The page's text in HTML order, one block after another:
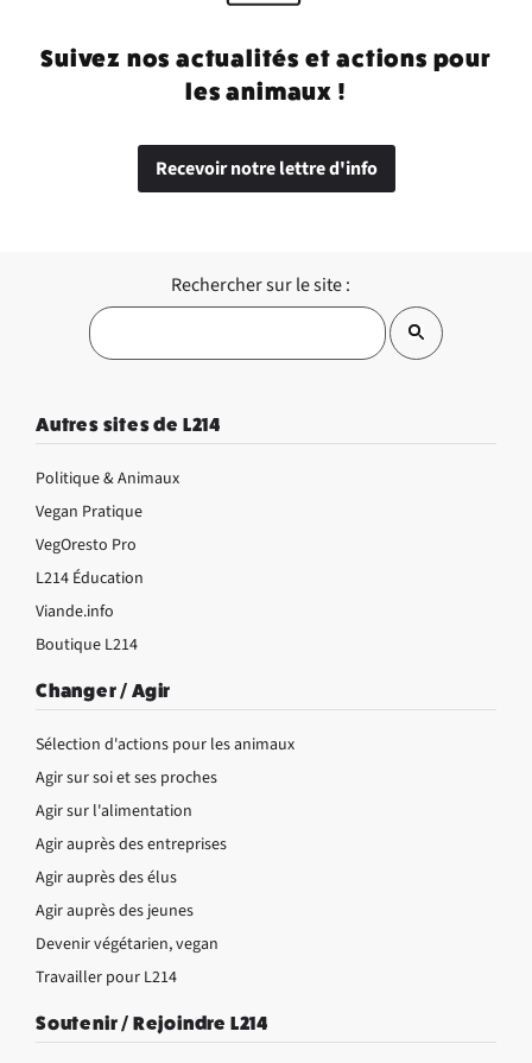
Suivez nos actualités et actions pour
les animaux !
Recevoir notre lettre d'info
Rechercher sur le site :
Autres sites de L214
Politique & Animaux
Vegan Pratique
VegOresto Pro
L214 Éducation
Viande.info
Boutique L214
Changer / Agir
Sélection d'actions pour les animaux
Agir sur soi et ses proches
Agir sur l'alimentation
Agir auprès des entreprises
Agir auprès des élus
Agir auprès des jeunes
Devenir végétarien, vegan
Travailler pour L214
Soutenir / Rejoindre L214